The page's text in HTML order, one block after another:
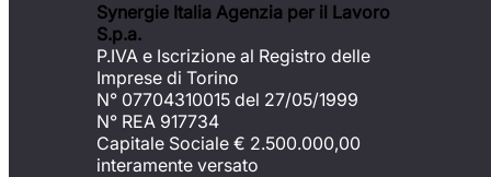
Synergie Italia Agenzia per il Lavoro
S.p.a.
P.IVA e Iscrizione al Registro delle
Imprese di Torino
N° 07704310015 del 27/05/1999
N° REA 917734
Capitale Sociale € 2.500.000,00
interamente versato